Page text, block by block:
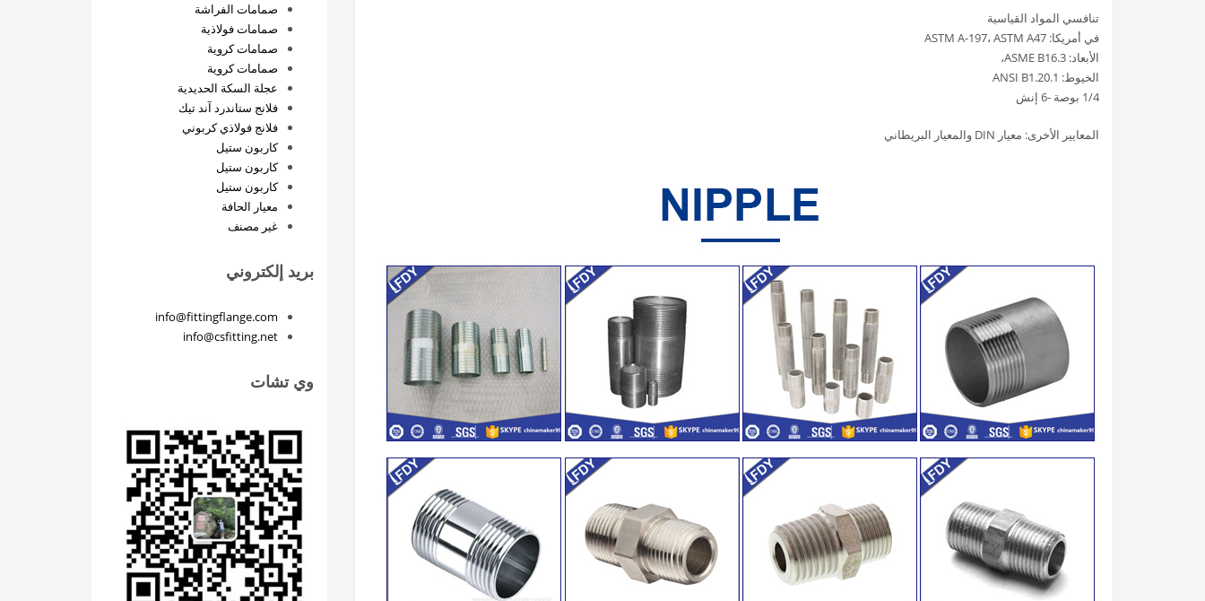
تنافسي المواد القياسية
في أمريكا: ASTM A-197، ASTM A47
الأبعاد: ASME B16.3،
الخيوط: ANSI B1.20.1
1/4 بوصة -6 إنش
المعايير الأخرى: معيار DIN والمعيار البريطاني
صمامات الفراشة
صمامات فولاذية
صمامات كروية
صمامات كروية
عجلة السكة الحديدية
فلانج ستاندرد آند تيك
فلانج فولاذي كربوني
كاربون ستيل
كاربون ستيل
كاربون ستيل
معيار الحافة
غير مصنف
بريد إلكتروني
info@fittingflange.com
info@csfitting.net
وي تشات